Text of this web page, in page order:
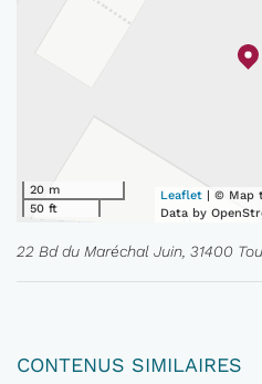
20 m
50 ft
Leaflet | © Map
Data by
22 Bd du Maréchal Juin, 31400
CONTENUS SIMILAIRES